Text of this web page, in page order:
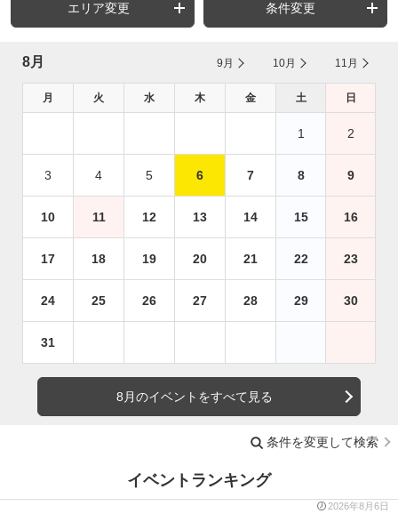
エリア変更 条件変更
8月 9月 10月 11月
月 火 水 木 金 土 日
1 2
3 4 5 6 7 8 9
10 11 12 13 14 15 16
17 18 19 20 21 22 23
24 25 26 27 28 29 30
31
8月のイベントをすべて見る
条件を変更して検索
イベントランキング
2026年8月6日